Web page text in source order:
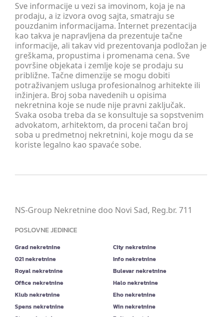
Sve informacije u vezi sa imovinom, koja je na
prodaju, a iz izvora ovog sajta, smatraju se
pouzdanim informacijama. Internet prezentacija
kao takva je napravljena da prezentuje tačne
informacije, ali takav vid prezentovanja podložan je
greškama, propustima i promenama cena. Sve
površine objekata i zemlje koje se prodaju su
približne. Tačne dimenzije se mogu dobiti
potraživanjem usluga profesionalnog arhitekte ili
inžinjera. Broj soba navedenih u opisima
nekretnina koje se nude nije pravni zaključak.
Svaka osoba treba da se konsultuje sa sopstvenim
advokatom, arhitektom, da proceni tačan broj
soba u predmetnoj nekretnini, koje mogu da se
koriste legalno kao spavaće sobe.
NS-Group Nekretnine doo Novi Sad, Reg.br. 711
POSLOVNE JEDINICE
Grad nekretnine
City nekretnine
021 nekretnine
Info nekretnine
Royal nekretnine
Bulevar nekretnine
Office nekretnine
Halo nekretnine
Klub nekretnine
Eho nekretnine
Spens nekretnine
Win nekretnine